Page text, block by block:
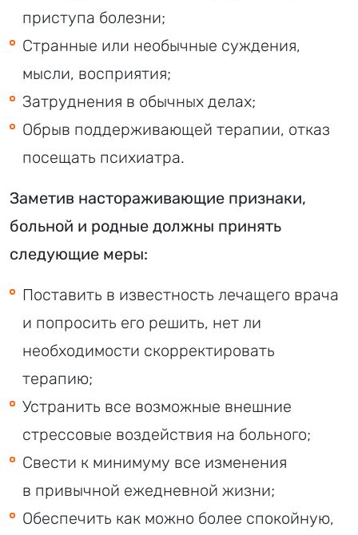
приступа болезни;
Странные или необычные суждения,
мысли, восприятия;
Затруднения в обычных делах;
Обрыв поддерживающей терапии, отказ
посещать психиатра.
Заметив настораживающие признаки,
больной и родные должны принять
следующие меры:
Поставить в известность лечащего врача
и попросить его решить, нет ли
необходимости скорректировать
терапию;
Устранить все возможные внешние
стрессовые воздействия на больного;
Свести к минимуму все изменения
в привычной ежедневной жизни;
Обеспечить как можно более спокойную,